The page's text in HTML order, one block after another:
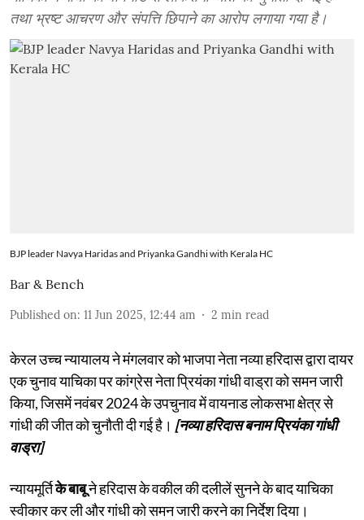
तथा भ्रष्ट आचरण और संपत्ति छिपाने का आरोप लगाया गया है।
BJP leader Navya Haridas and Priyanka Gandhi with Kerala HC
Bar & Bench
Published on: 11 Jun 2025, 12:44 am 2 min read
केरल उच्च न्यायालय ने मंगलवार को भाजपा नेता नव्या हरिदास द्वारा दायर
एक चुनाव याचिका पर कांग्रेस नेता प्रियंका गांधी वाड्रा को समन जारी
किया, जिसमें नवंबर 2024 के उपचुनाव में वायनाड लोकसभा क्षेत्र से
गांधी की जीत को चुनौती दी गई है। [नव्या हरिदास बनाम प्रियंका गांधी
वाड्रा]
न्यायमूर्तिके बाबूने हरिदास के वकील की दलीलें सुनने के बाद याचिका
स्वीकार कर ली और गांधी को समन जारी करने का निर्देश दिया।